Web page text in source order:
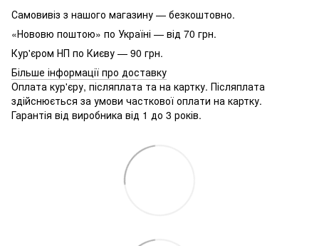
Самовивіз з нашого магазину — безкоштовно.
«Нововю поштою» по Україні — від 70 грн.
Кур'єром НП по Києву — 90 грн.
Більше інформації про доставку
Оплата кур'єру, післяплата та на картку. Післяплата
здійснюється за умови часткової оплати на картку.
Гарантія від виробника від 1 до 3 років.